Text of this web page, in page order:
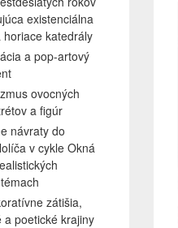
existenciálna
horiace katedrály
a pop-artový
ovocných
a figúr
návraty do
v cykle Okná
zátišia,
a poetické krajiny